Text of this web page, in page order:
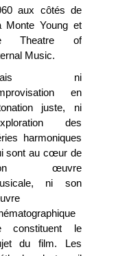
aux côtés de
Monte Young et
Theatre of
Music.
ni
en
juste, ni
des
harmoniques
sont au cœur de
œuvre
ni son
constituent le
du film. Les